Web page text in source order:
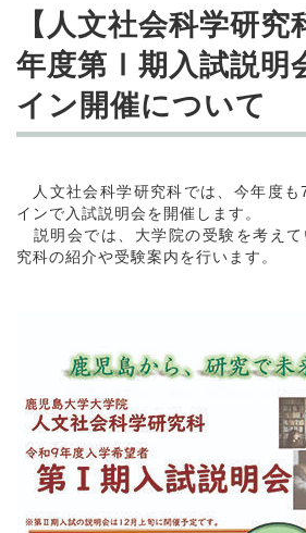
【人文社会科学研究
年度第Ⅰ期入試説明
イン開催について
人文社会科学研究科では、今年度も
インで入試説明会を開催します。
説明会では、大学院の受験を考えて
究科の紹介や受験案内を行います。